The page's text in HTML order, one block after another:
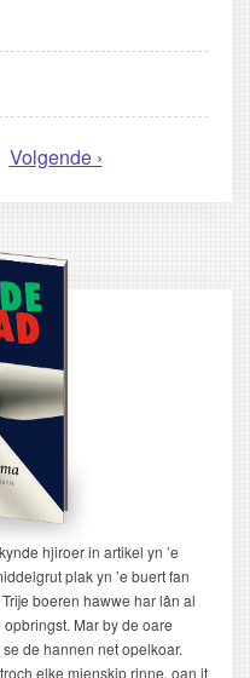
Volgende
Volgende ›
hjiroer in artikel yn ’e
plak yn ’e buert fan
boeren hawwe har lân al
Mar by de oare
de hannen net opelkoar.
elke mienskip rinne, oan it